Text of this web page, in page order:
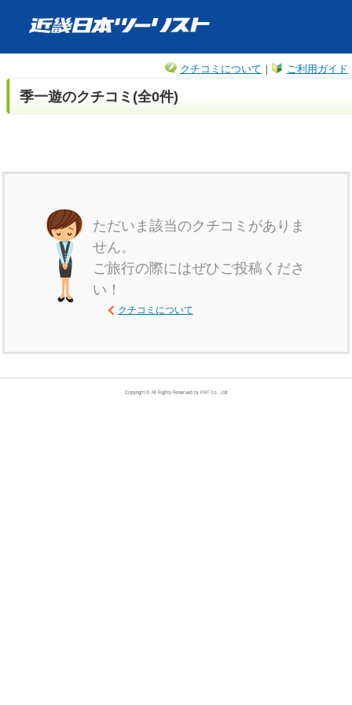
ご利用ガイド
クチコミについて ｜
季一遊のクチコミ(全0件)
ただいま該当のクチコミがありま
せん。
ご旅行の際にはぜひご投稿くださ
い！
クチコミについて